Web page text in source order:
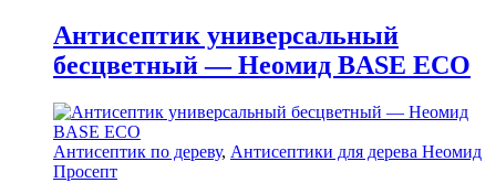
Антисептик универсальный
бесцветный — Неомид BASE ECO
Антисептик по дереву, Антисептики для дерева Неомид
Просепт